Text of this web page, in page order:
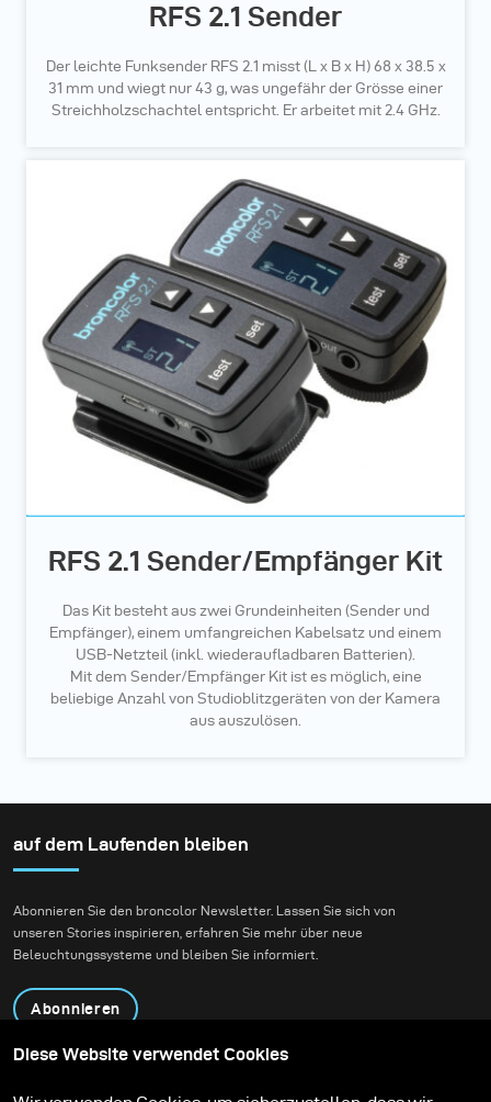
RFS 2.1 Sender
Der leichte Funksender RFS 2.1 misst (L x B x H) 68 x 38.5 x
31 mm und wiegt nur 43 g, was ungefähr der Grösse einer
Streichholzschachtel entspricht. Er arbeitet mit 2.4 GHz.
RFS 2.1 Sender/Empfänger Kit
Das Kit besteht aus zwei Grundeinheiten (Sender und
Empfänger), einem umfangreichen Kabelsatz und einem
USB-Netzteil (inkl. wiederaufladbaren Batterien).
Mit dem Sender/Empfänger Kit ist es möglich, eine
beliebige Anzahl von Studioblitzgeräten von der Kamera
aus auszulösen.
auf dem Laufenden bleiben
Abonnieren Sie den broncolor Newsletter. Lassen Sie sich von
unseren Stories inspirieren, erfahren Sie mehr über neue
Beleuchtungssysteme und bleiben Sie informiert.
Abonnieren
Diese Website verwendet Cookies